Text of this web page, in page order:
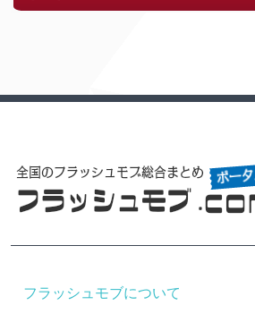
フラッシュモブについて